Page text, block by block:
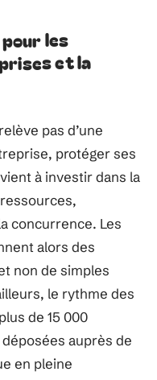
les
et la
pas d’une
protéger ses
à investir dans la
concurrence. Les
alors des
non de simples
le rythme des
de 15 000
auprès de
en pleine